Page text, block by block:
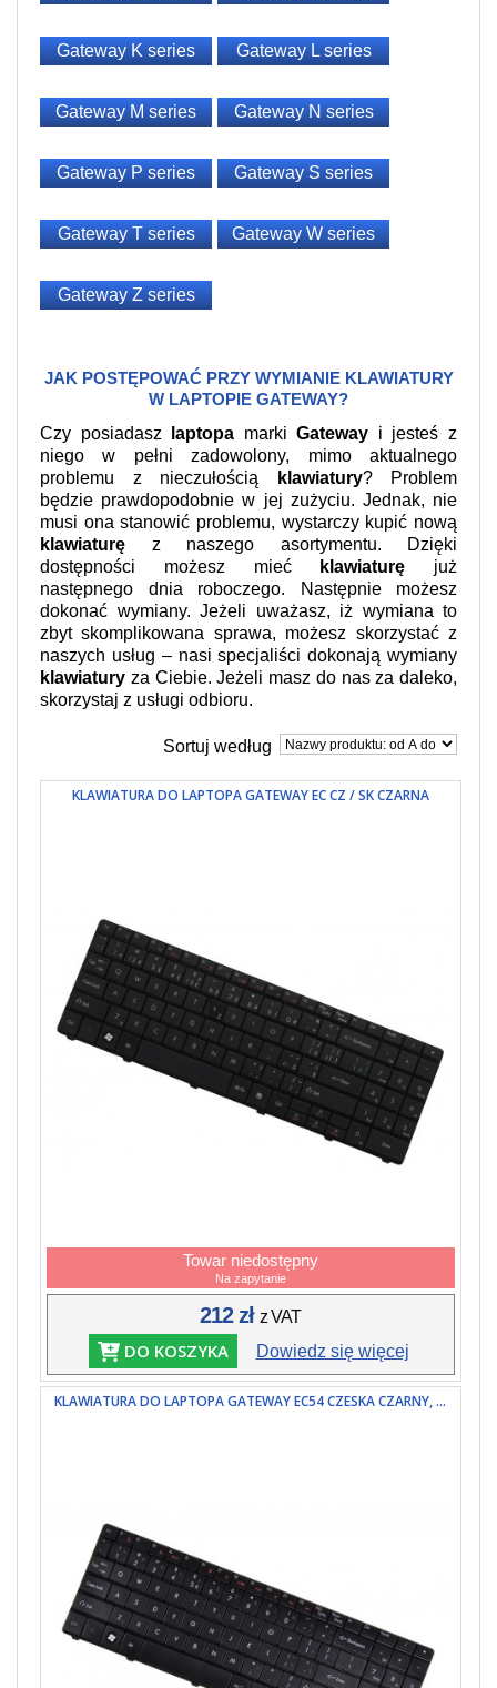
Gateway K series Gateway L series
Gateway M series Gateway N series
Gateway P series Gateway S series
Gateway T series Gateway W series
Gateway Z series
JAK POSTĘPOWAĆ PRZY WYMIANIE KLAWIATURY
W LAPTOPIE GATEWAY?
Czy posiadasz
laptopa markiGateway i jesteś z
niego w pełni zadowolony, mimo aktualnego
problemu z nieczułością
klawiatury? Problem
będzie prawdopodobnie w jej zużyciu. Jednak, nie
musi ona stanowić problemu, wystarczy kupić nową
klawiaturę z naszego asortymentu.
Dzięki
dostępności możesz mieć
klawiaturę już
następnego dnia roboczego. Następnie możesz
dokonać wymiany. Jeżeli uważasz, iż wymiana to
zbyt skomplikowana sprawa, możesz skorzystać z
naszych usług – nasi specjaliści dokonają wymiany
klawiatury za Ciebie. Jeżeli masz do nas za daleko,
skorzystaj z usługi odbioru.
Sortuj według
KLAWIATURA DO LAPTOPA GATEWAY EC CZ / SK CZARNA
Towar niedostępny
Na zapytanie
212 złz VAT
DO KOSZYKA Dowiedz się więcej
KLAWIATURA DO LAPTOPA GATEWAY EC54 CZESKA CZARNY, ...